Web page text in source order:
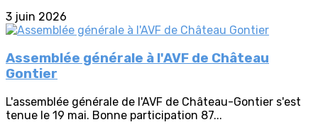
3 juin 2026
Assemblée générale à l'AVF de Château
Gontier
L'assemblée générale de l'AVF de Château-Gontier s'est
tenue le 19 mai. Bonne participation 87...